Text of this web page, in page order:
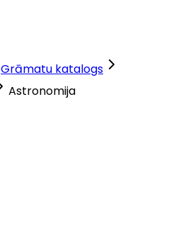
Grāmatu katalogs
Astronomija